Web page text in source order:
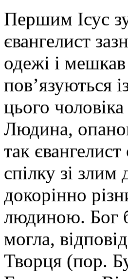
Першим Ісус
євангелист
одежі і
пов’язуються
цього
Людина,
так
спілку зі
докорінно
людиною. Бог
могла,
Творця (пор.